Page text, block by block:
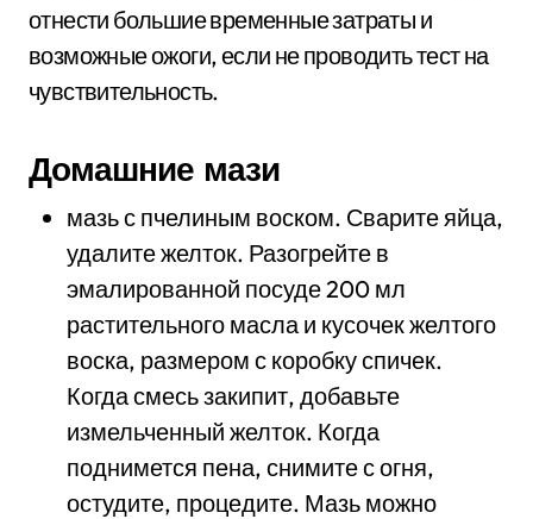
отнести большие временные затраты и
возможные ожоги, если не проводить тест на
чувствительность.
Домашние мази
мазь с пчелиным воском. Сварите яйца,
удалите желток. Разогрейте в
эмалированной посуде 200 мл
растительного масла и кусочек желтого
воска, размером с коробку спичек.
Когда смесь закипит, добавьте
измельченный желток. Когда
поднимется пена, снимите с огня,
остудите, процедите. Мазь можно